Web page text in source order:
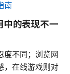
南
中的表现不一
度不同；浏览网
，在线游戏则对